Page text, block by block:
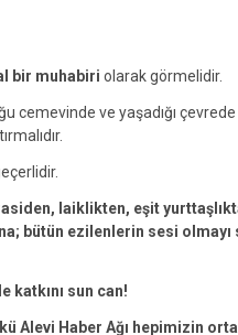
bir muhabiri olarak görmelidir.
cemevinde ve yaşadığı
laiklikten, eşit
bütün ezilenlerin sesi
katkını sun can!
Alevi Haber Ağı hepimizin